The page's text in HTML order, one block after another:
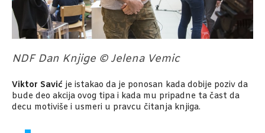
NDF Dan Knjige © Jelena Vemic
Viktor Savić je istakao da je ponosan kada dobije poziv da
bude deo akcija ovog tipa i kada mu pripadne ta čast da
decu motiviše i usmeri u pravcu čitanja knjiga.